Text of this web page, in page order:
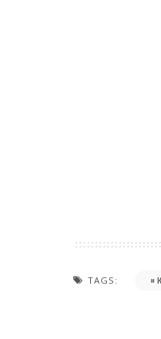
TAGS: